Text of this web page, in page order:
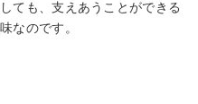
ても、支えあうことができる
なのです。